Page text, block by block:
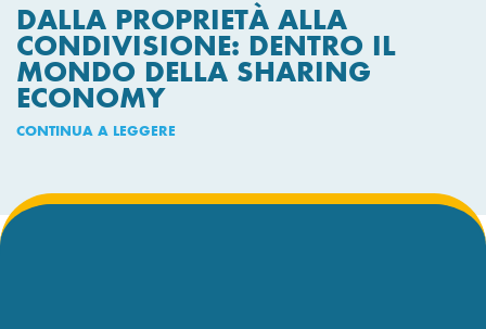
DALLA PROPRIETÀ ALLA
CONDIVISIONE: DENTRO IL
MONDO DELLA SHARING
ECONOMY
CONTINUA A LEGGERE